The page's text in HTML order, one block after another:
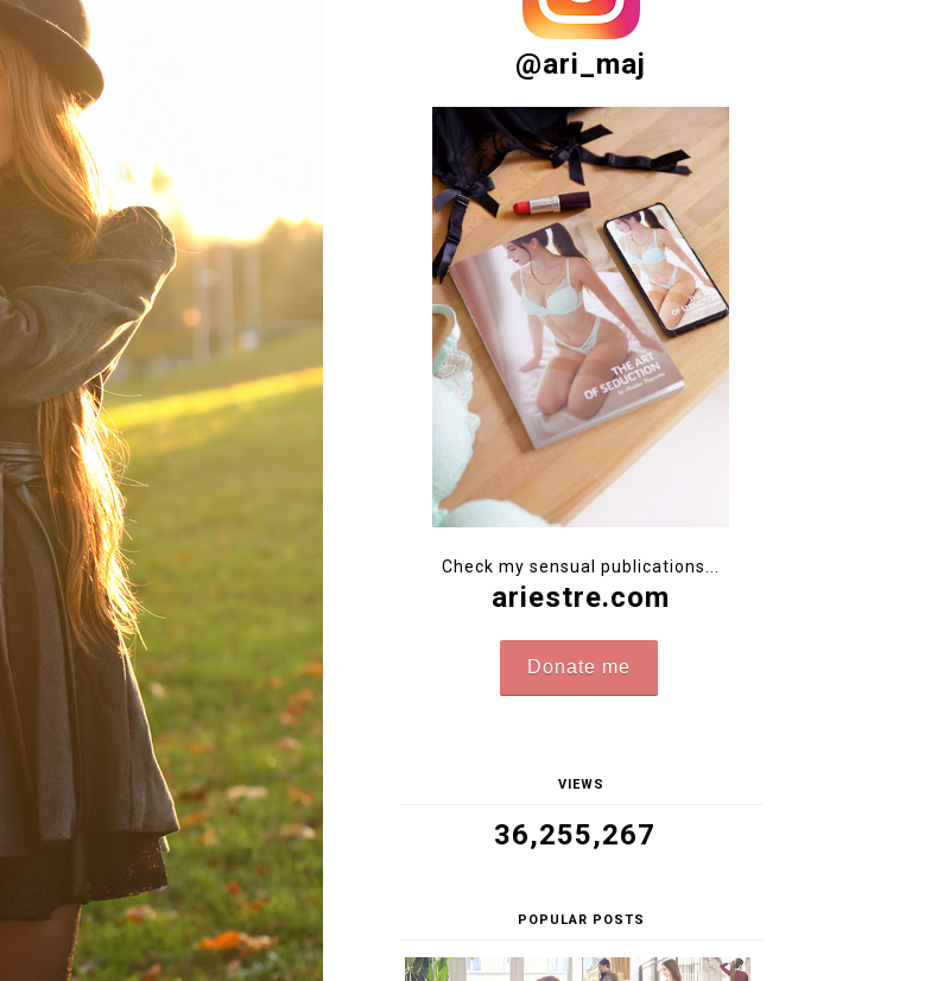
@ari_maj
Check my sensual publications...
ariestre.com
Donate me
VIEWS
36,255,267
POPULAR POSTS